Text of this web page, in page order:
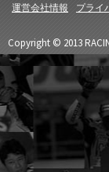
運営会社情報 プライ
Copyright © 2013